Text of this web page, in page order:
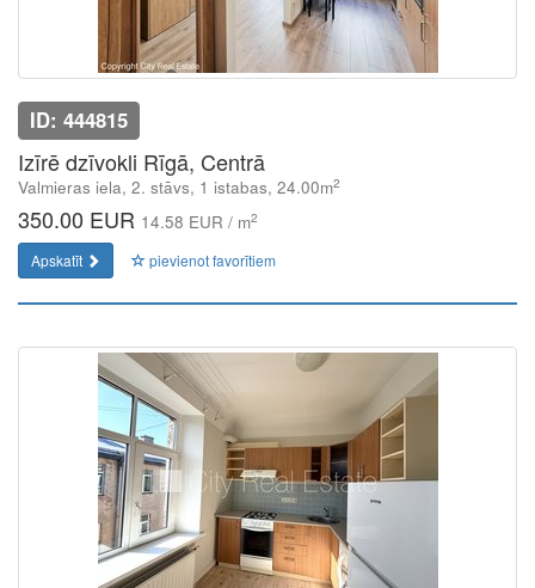
ID: 444815
Izīrē dzīvokli Rīgā, Centrā
Valmieras iela, 2. stāvs, 1 istabas, 24.00m2
350.00 EUR 14.58 EUR / m2
Apskatīt pievienot favorītiem